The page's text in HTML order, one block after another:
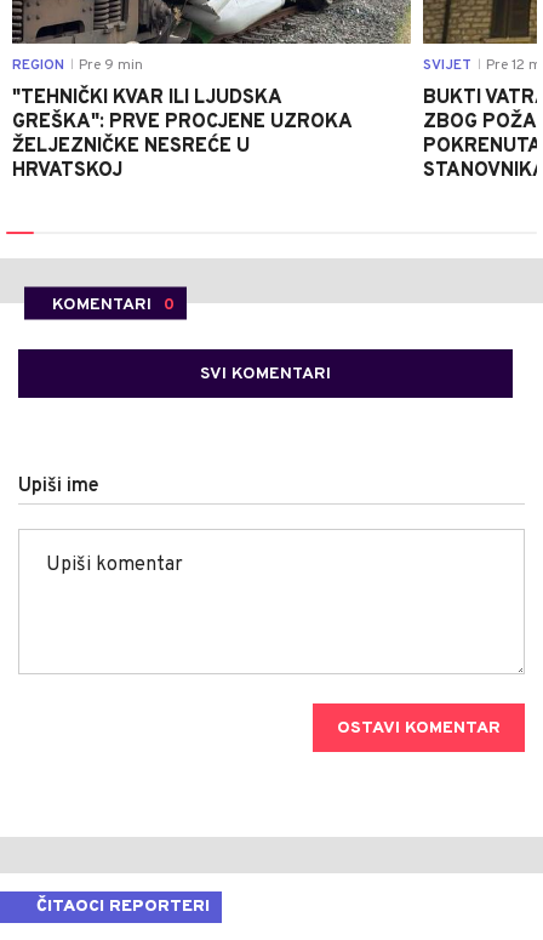
REGION Pre 9 min
"TEHNIČKI KVAR ILI LJUDSKA
GREŠKA": PRVE PROCJENE UZROKA
ŽELJEZNIČKE NESREĆE U
HRVATSKOJ
SVIJET Pre 12
BUKTI
ZBOG
KOMENTARI 0
SVI KOMENTARI
Upiši ime
OSTAVI KOMENTAR
ČITAOCI REPORTERI